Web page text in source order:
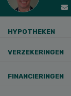
HYPOTHEKEN
VERZEKERINGEN
FINANCIERINGEN